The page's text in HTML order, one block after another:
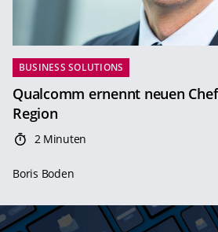
BUSINESS SOLUTIONS
Qualcomm ernennt neuen
Region
2 Minuten
Boris Boden